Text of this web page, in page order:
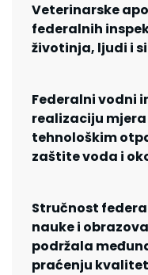
Veterinarske
federalnih
životinja, ljudi i
Federalni vodni
realizaciju
tehnološkim
zaštite voda i
Stručnost
nauke i
podržala
praćenju